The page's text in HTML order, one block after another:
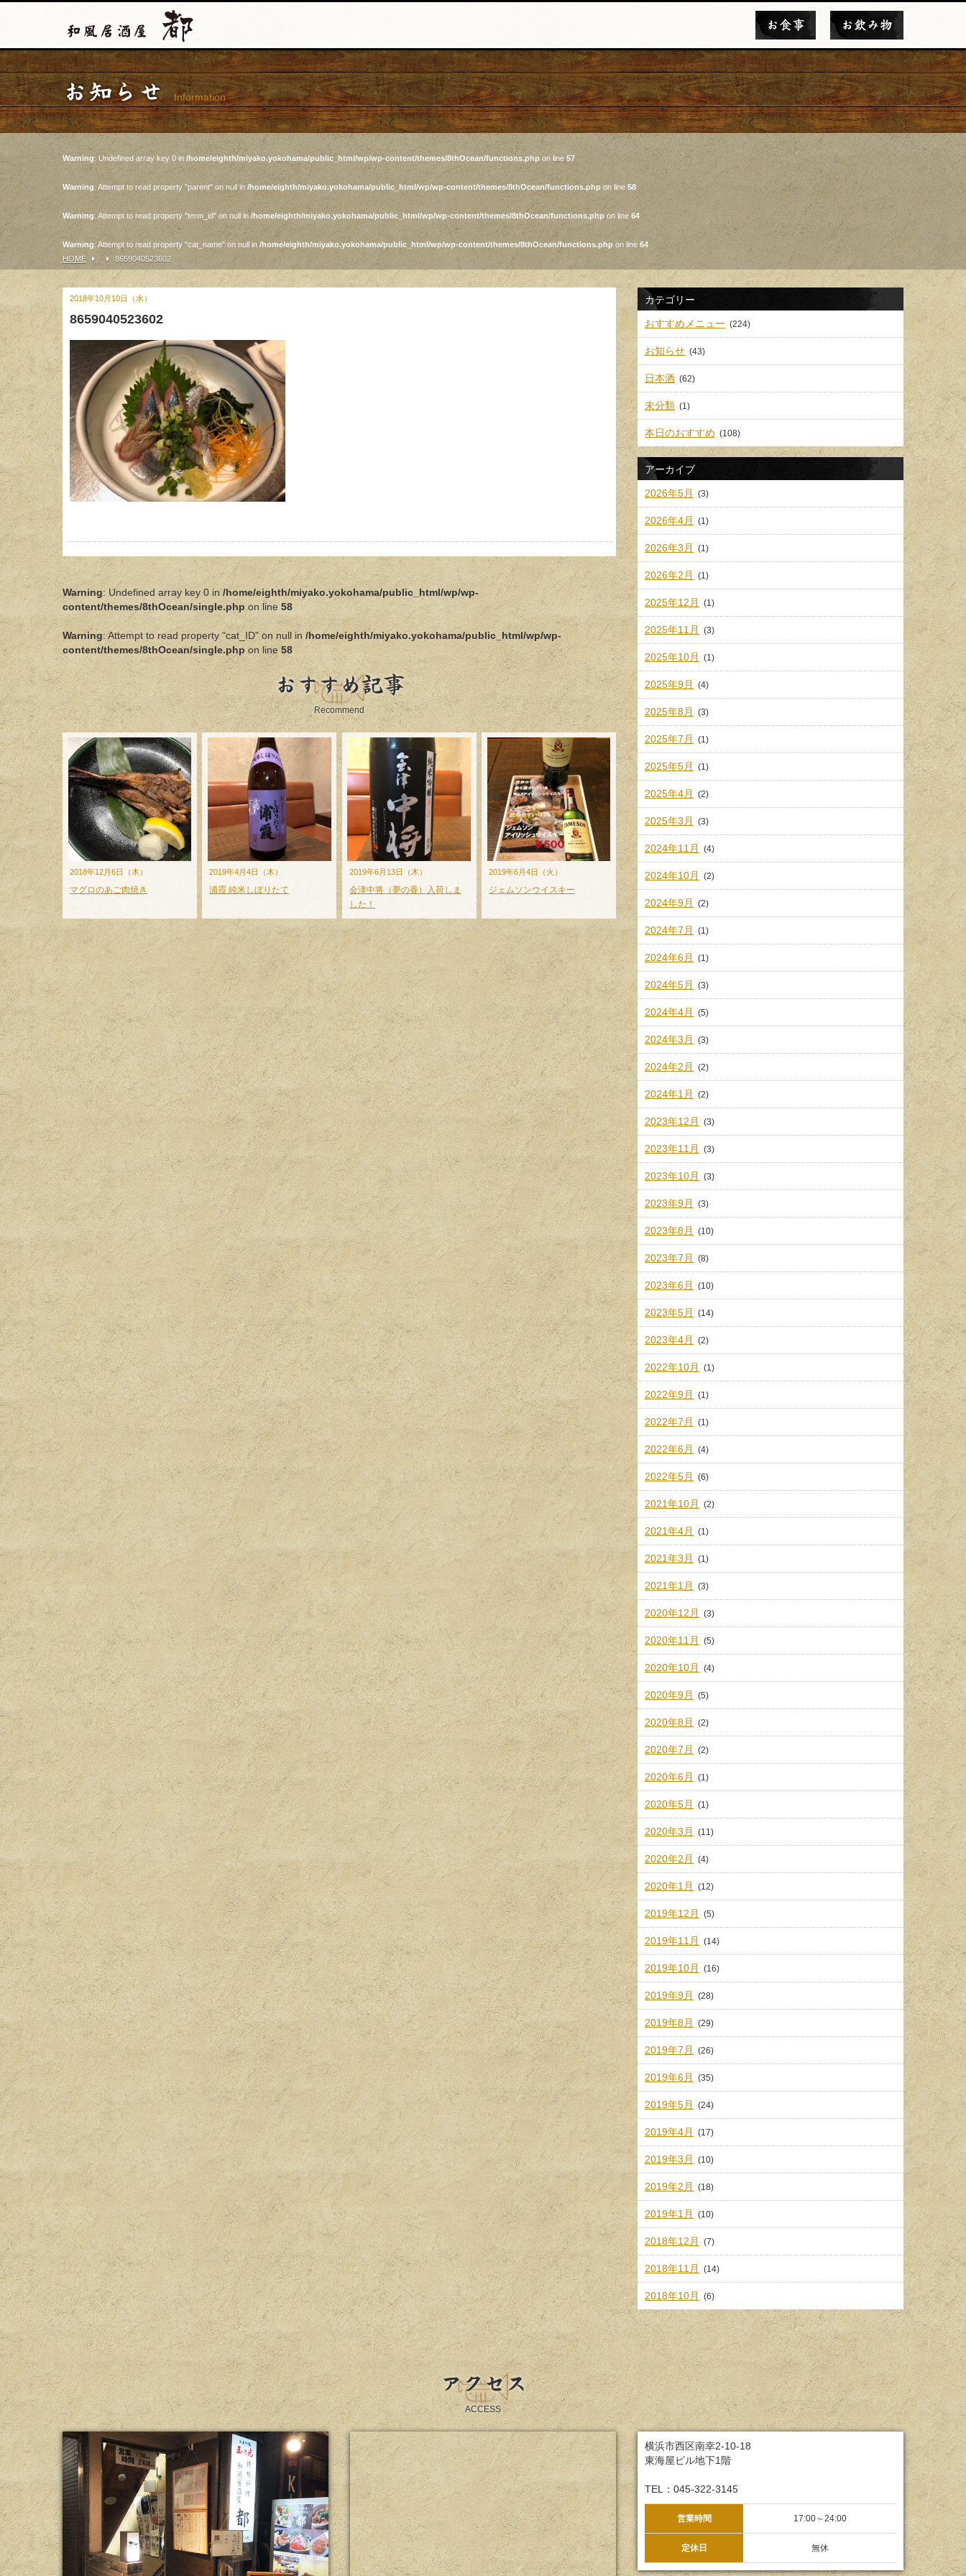
お食事 お飲み物
お知らせ Information
Warning: Undefined array key 0 in /home/eighth/miyako.yokohama/public_html/wp/wp-content/themes/8thOcean/functions.phpon line57
Warning: Attempt to read property "parent" on null in/home/eighth/miyako.yokohama/public_html/wp/wp-content/themes/8thOcean/functions.php on line 58
Warning: Attempt to read property "term_id" on null in/home/eighth/miyako.yokohama/public_html/wp/wp-content/themes/8thOcean/functions.php on line 64
Warning: Attempt to read property "cat_name" on null in /home/eighth/miyako.yokohama/public_html/wp/wp-content/themes/8thOcean/functions.php on line 64
HOME
8659040523602
2018年10月10日（水）
8659040523602
Warning: Undefined array key 0 in/home/eighth/miyako.yokohama/public_html/wp/wp-
content/themes/8thOcean/single.phpon line58
Warning: Attempt to read property "cat_ID" on null in /home/eighth/miyako.yokohama/public_html/wp/wp-
content/themes/8thOcean/single.phpon line58
おすすめ記事
Recommend
2018年12月6日（木）
マグロのあご肉焼き
2019年4月4日（木）
浦霞 純米しぼりたて
2019年6月13日（木）
会津中将（夢の香）入荷しま
した！
2019年6月4日（火）
ジェムソンウイスキー
カテゴリー
おすすめメニュー (224)
お知らせ (43)
日本酒 (62)
未分類 (1)
本日のおすすめ (108)
アーカイブ
2026年5月 (3)
2026年4月 (1)
2026年3月 (1)
2026年2月 (1)
2025年12月 (1)
2025年11月 (3)
2025年10月 (1)
2025年9月 (4)
2025年8月 (3)
2025年7月 (1)
2025年5月 (1)
2025年4月 (2)
2025年3月 (3)
2024年11月 (4)
2024年10月 (2)
2024年9月 (2)
2024年7月 (1)
2024年6月 (1)
2024年5月 (3)
2024年4月 (5)
2024年3月 (3)
2024年2月 (2)
2024年1月 (2)
2023年12月 (3)
2023年11月 (3)
2023年10月 (3)
2023年9月 (3)
2023年8月 (10)
2023年7月 (8)
2023年6月 (10)
2023年5月 (14)
2023年4月 (2)
2022年10月 (1)
2022年9月 (1)
2022年7月 (1)
2022年6月 (4)
2022年5月 (6)
2021年10月 (2)
2021年4月 (1)
2021年3月 (1)
2021年1月 (3)
2020年12月 (3)
2020年11月 (5)
2020年10月 (4)
2020年9月 (5)
2020年8月 (2)
2020年7月 (2)
2020年6月 (1)
2020年5月 (1)
2020年3月 (11)
2020年2月 (4)
2020年1月 (12)
2019年12月 (5)
2019年11月 (14)
2019年10月 (16)
2019年9月 (28)
2019年8月 (29)
2019年7月 (26)
2019年6月 (35)
2019年5月 (24)
2019年4月 (17)
2019年3月 (10)
2019年2月 (18)
2019年1月 (10)
2018年12月 (7)
2018年11月 (14)
2018年10月 (6)
アクセス
ACCESS
横浜市西区南幸2-10-18
東海屋ビル地下1階
TEL：045-322-3145
営業時間 17:00～24:00
定休日 無休